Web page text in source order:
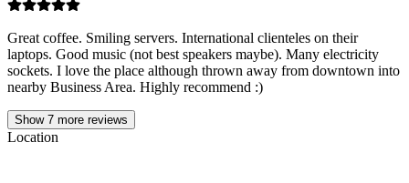
Great coffee. Smiling servers. International clienteles on their
laptops. Good music (not best speakers maybe). Many electricity
sockets. I love the place although thrown away from downtown into
nearby Business Area. Highly recommend :)
Show 7 more reviews
Location